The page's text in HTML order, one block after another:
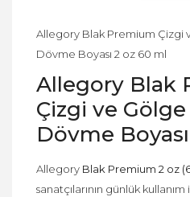
Allegory Blak Premium Çizgi
Dövme Boyası 2 oz 60 ml
Allegory Blak
Çizgi ve
Dövme
Allegory Blak Premium 2 oz
sanatçılarının günlük